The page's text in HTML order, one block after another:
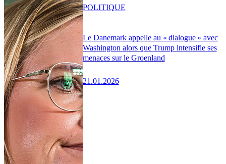
Le Danemark appelle au « dialogue » avec
Washington alors que Trump intensifie ses
menaces sur le Groenland
21.01.2026
POLITIQUE